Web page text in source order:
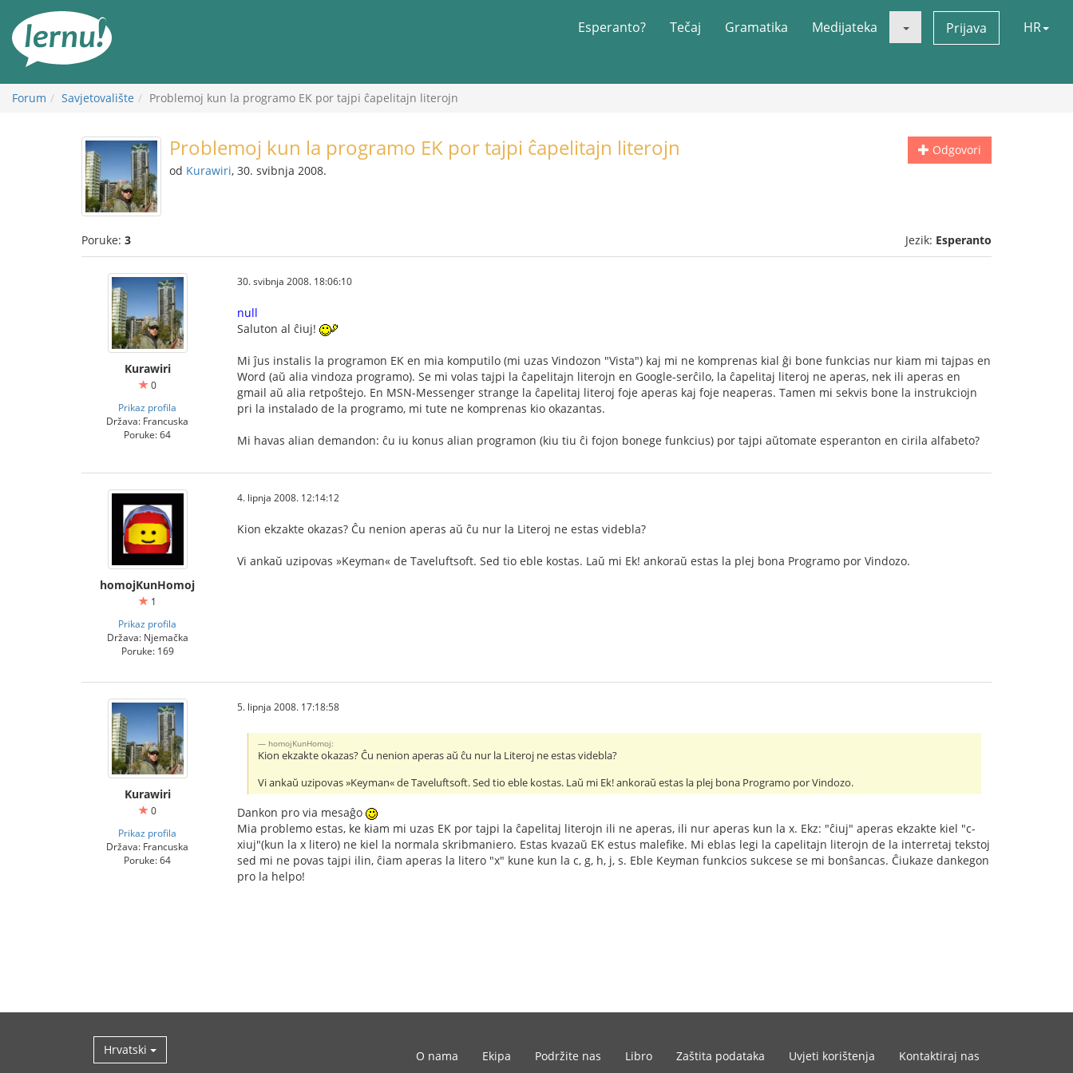
Esperanto? Tečaj Gramatika Medijateka Prijava HR
Forum Savjetovalište Problemoj kun la programo EK por tajpi ĉapelitajn literojn
Odgovori
Problemoj kun la programo EK por tajpi ĉapelitajn literojn
od Kurawiri, 30. svibnja 2008.
Poruke: 3 Jezik: Esperanto
Kurawiri
0
Prikaz profila
Država: Francuska
Poruke: 64
30. svibnja 2008. 18:06:10
null
Saluton al ĉiuj!
Mi ĵus instalis la programon EK en mia komputilo (mi uzas Vindozon "Vista") kaj mi ne komprenas kial ĝi bone funkcias nur kiam mi tajpas en
Word (aŭ alia vindoza programo). Se mi volas tajpi la ĉapelitajn literojn en Google-serĉilo, la ĉapelitaj literoj ne aperas, nek ili aperas en
gmail aŭ alia retpoŝtejo. En MSN-Messenger strange la ĉapelitaj literoj foje aperas kaj foje neaperas. Tamen mi sekvis bone la instrukciojn
pri la instalado de la programo, mi tute ne komprenas kio okazantas.
Mi havas alian demandon: ĉu iu konus alian programon (kiu tiu ĉi fojon bonege funkcius) por tajpi aŭtomate esperanton en cirila alfabeto?
homojKunHomoj
1
Prikaz profila
Država: Njemačka
Poruke: 169
4. lipnja 2008. 12:14:12
Kion ekzakte okazas? Ĉu nenion aperas aŭ ĉu nur la Literoj ne estas videbla?
Vi ankaŭ uzipovas »Keyman« de Taveluftsoft. Sed tio eble kostas. Laŭ mi Ek! ankoraŭ estas la plej bona Programo por Vindozo.
Kurawiri
0
Prikaz profila
Država: Francuska
Poruke: 64
5. lipnja 2008. 17:18:58
homojKunHomoj:
Kion ekzakte okazas? Ĉu nenion aperas aŭ ĉu nur la Literoj ne estas videbla?
Vi ankaŭ uzipovas »Keyman« de Taveluftsoft. Sed tio eble kostas. Laŭ mi Ek! ankoraŭ estas la plej bona Programo por Vindozo.
Dankon pro via mesaĝo
Mia problemo estas, ke kiam mi uzas EK por tajpi la ĉapelitaj literojn ili ne aperas, ili nur aperas kun la x. Ekz: "ĉiuj" aperas ekzakte kiel "c-
xiuj"(kun la x litero) ne kiel la normala skribmaniero. Estas kvazaŭ EK estus malefike. Mi eblas legi la capelitajn literojn de la interretaj tekstoj
sed mi ne povas tajpi ilin, ĉiam aperas la litero "x" kune kun la c, g, h, j, s. Eble Keyman funkcios sukcese se mi bonŝancas. Ĉiukaze dankegon
pro la helpo!
Hrvatski O nama Ekipa Podržite nas Libro Zaštita podataka Uvjeti korištenja Kontaktiraj nas